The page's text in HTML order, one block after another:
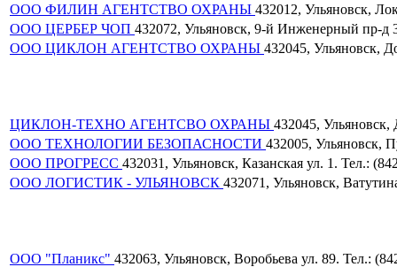
ООО ФИЛИН АГЕНТСТВО ОХРАНЫ 432012, Ульяновск,
ООО ЦЕРБЕР ЧОП 432072, Ульяновск, 9-й Инженерный пр-д
ООО ЦИКЛОН АГЕНТСТВО ОХРАНЫ 432045, Ульяновск,
ЦИКЛОН-ТЕХНО АГЕНТСВО ОХРАНЫ 432045, Ульяновск,
ООО ТЕХНОЛОГИИ БЕЗОПАСНОСТИ 432005, Ульяновск,
ООО ПРОГРЕСС 432031, Ульяновск, Казанская ул. 1. Тел.:
ООО ЛОГИСТИК - УЛЬЯНОВСК 432071, Ульяновск,
ООО "Планикс" 432063, Ульяновск, Воробьева ул. 89. Тел.: